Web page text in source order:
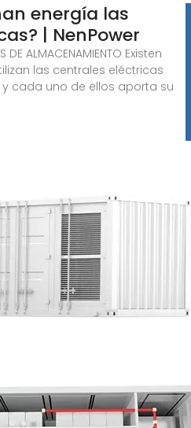
energía las
| NenPower
ALMACENAMIENTO Existen
las centrales eléctricas
cada uno de ellos aporta su